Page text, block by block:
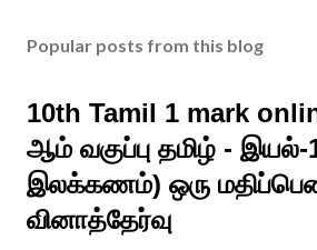
Popular posts from this blog
10th Tamil 1 mark
ஆம் வகுப்பு தமிழ் - இயல்-
இலக்கணம்) ஒரு
வினாத்தேர்வு